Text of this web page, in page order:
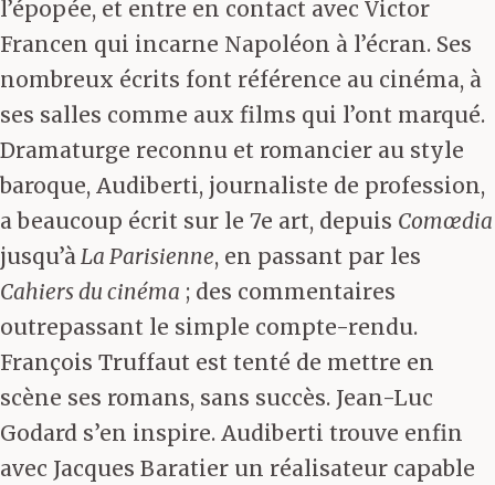
l’épopée, et entre en contact avec Victor
Francen qui incarne Napoléon à l’écran. Ses
nombreux écrits font référence au cinéma, à
ses salles comme aux films qui l’ont marqué.
Dramaturge reconnu et romancier au style
baroque, Audiberti, journaliste de profession,
a beaucoup écrit sur le 7e art, depuis Comœdia
jusqu’àLa Parisienne, en passant par les
Cahiers du cinéma ; des commentaires
outrepassant le simple compte-rendu.
François Truffaut est tenté de mettre en
scène ses romans, sans succès. Jean-Luc
Godard s’en inspire. Audiberti trouve enfin
avec Jacques Baratier un réalisateur capable